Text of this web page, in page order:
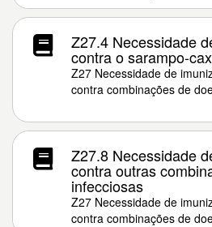
Z27.4 Necessidade
contra o sarampo-
Z27 Necessidade de
contra combinações de
Z27.8 Necessidade
contra outras
infecciosas
Z27 Necessidade de
contra combinações de